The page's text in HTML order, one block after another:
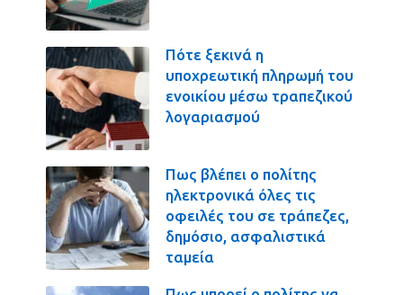
Πότε ξεκινά η
υποχρεωτική πληρωμή του
ενοικίου μέσω τραπεζικού
λογαριασμού
Πως βλέπει ο πολίτης
ηλεκτρονικά όλες τις
οφειλές του σε τράπεζες,
δημόσιο, ασφαλιστικά
ταμεία